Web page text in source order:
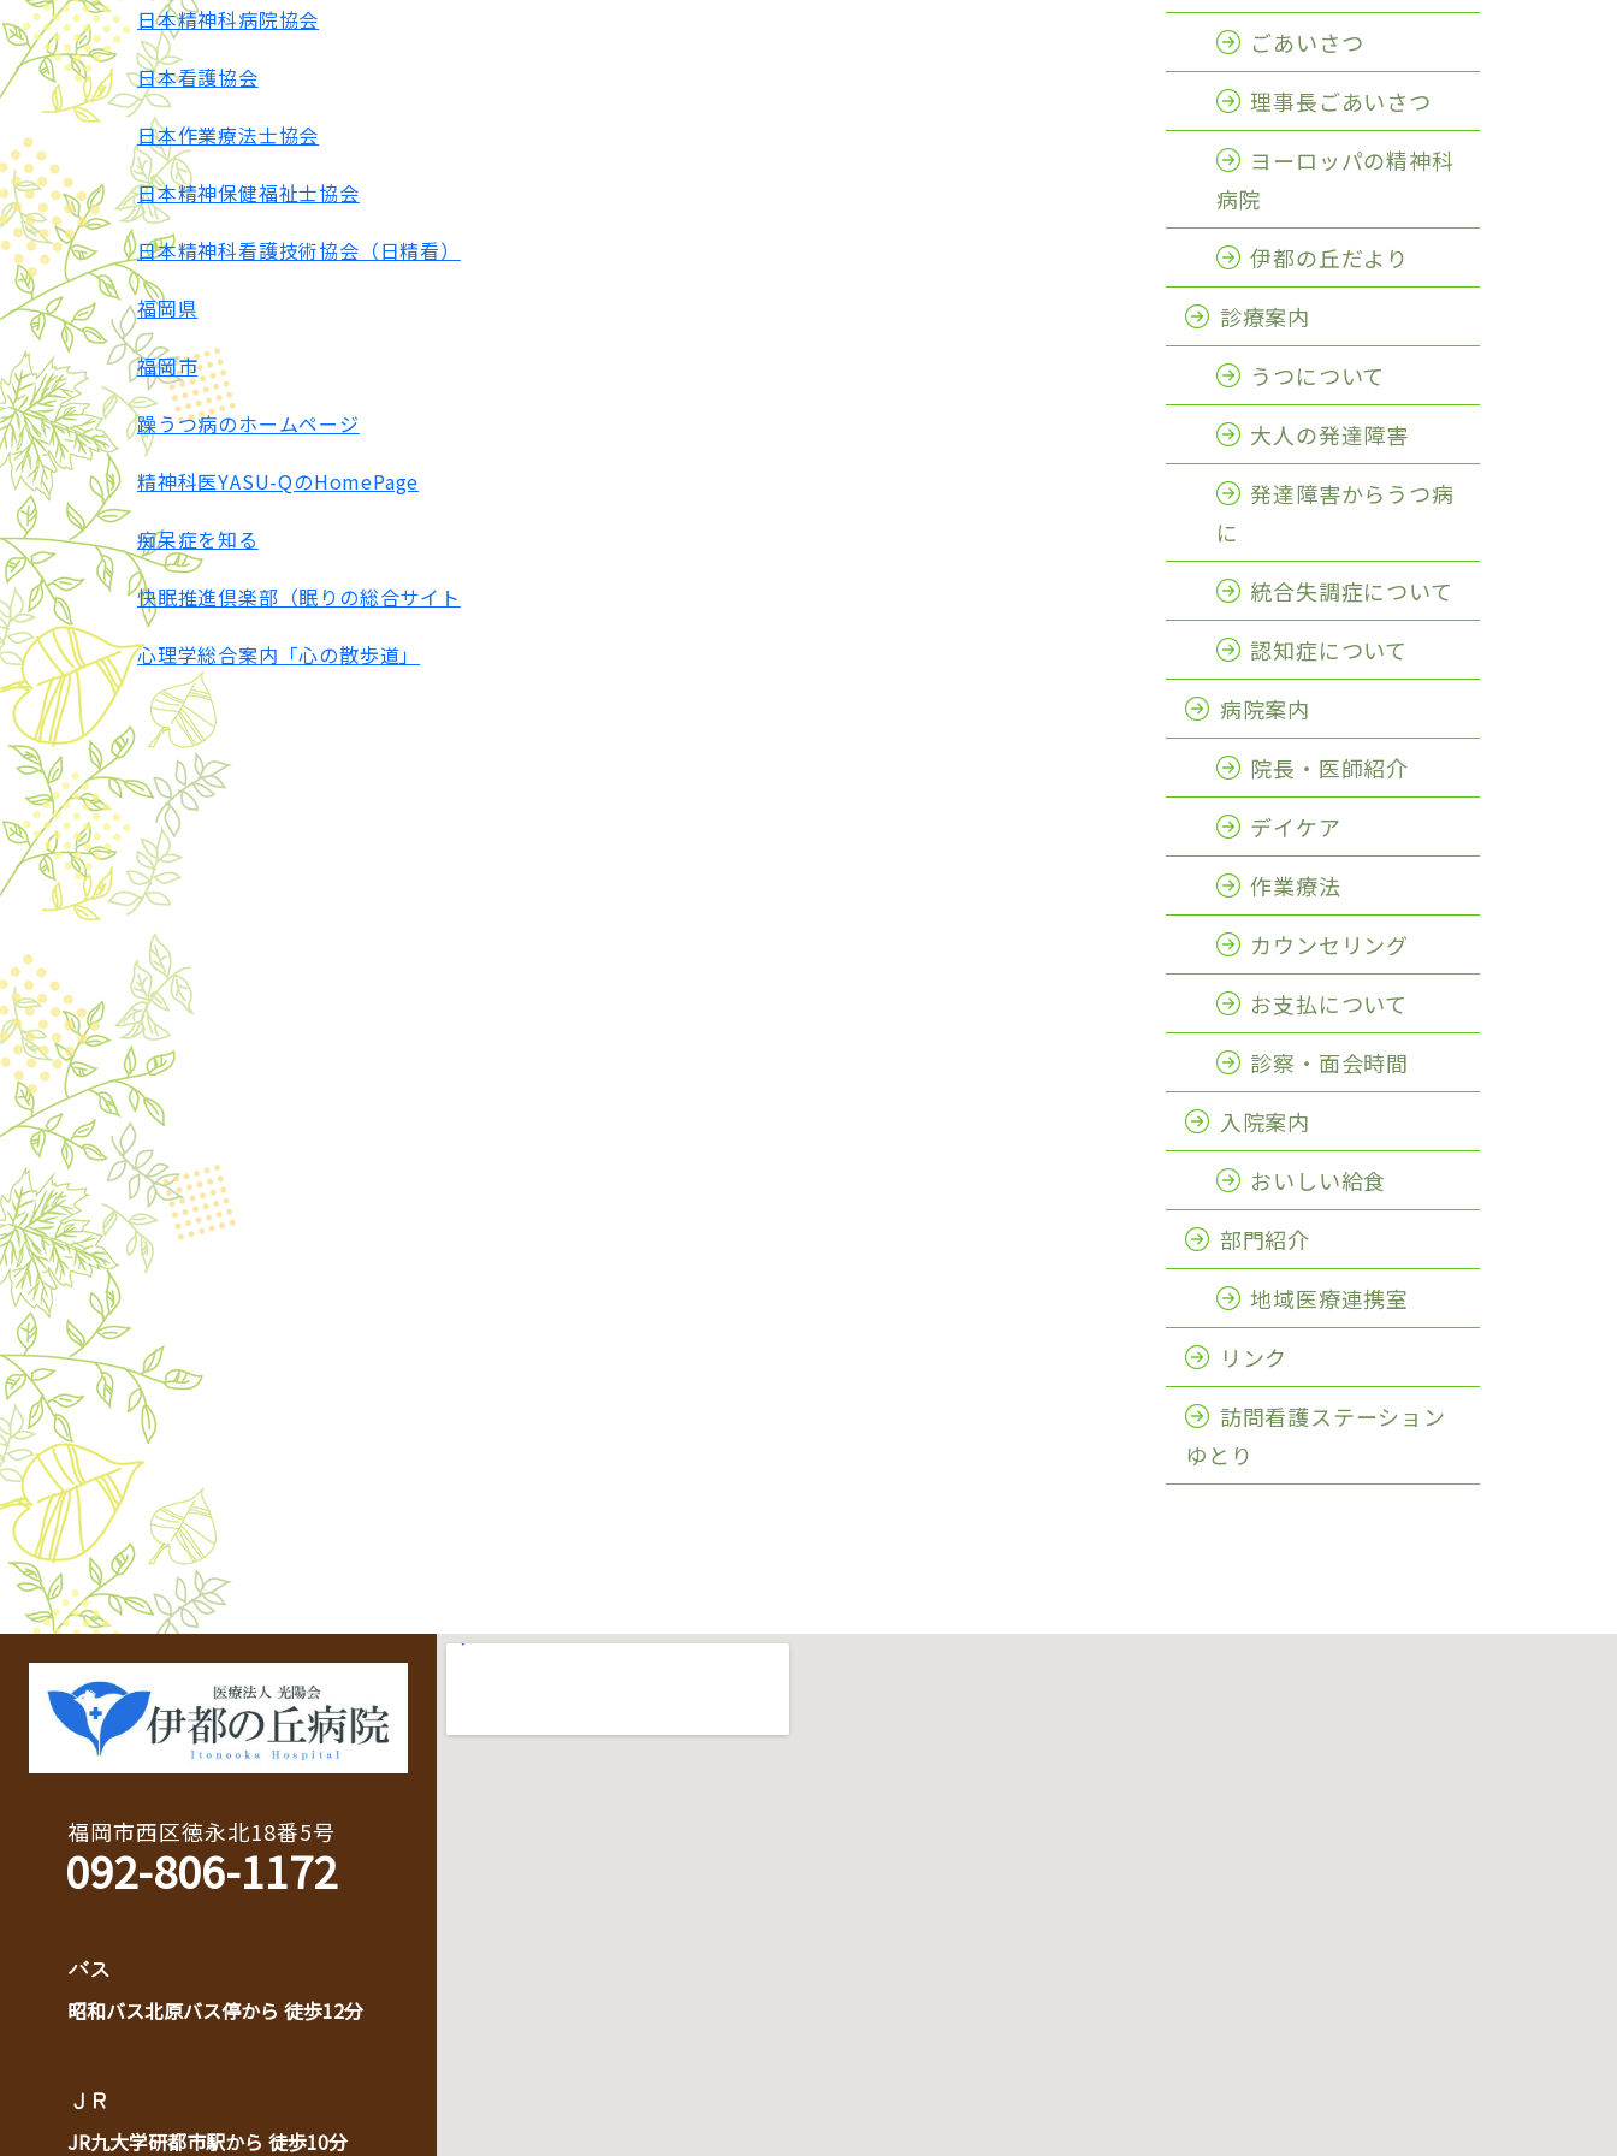
日本精神科病院協会
日本看護協会
日本作業療法士協会
日本精神保健福祉士協会
日本精神科看護技術協会（日精看）
福岡県
福岡市
躁うつ病のホームページ
精神科医YASU-QのHomePage
痴呆症を知る
快眠推進倶楽部（眠りの総合サイト
心理学総合案内「心の散歩道」
ごあいさつ
理事長ごあいさつ
ヨーロッパの精神科
病院
伊都の丘だより
診療案内
うつについて
大人の発達障害
発達障害からうつ病
に
統合失調症について
認知症について
病院案内
院長・医師紹介
デイケア
作業療法
カウンセリング
お支払について
診察・面会時間
入院案内
おいしい給食
部門紹介
地域医療連携室
リンク
訪問看護ステーション
ゆとり
福岡市西区徳永北18番5号
092-806-1172
バス
昭和バス北原バス停から 徒歩12分
ＪＲ
JR九大学研都市駅から 徒歩10分